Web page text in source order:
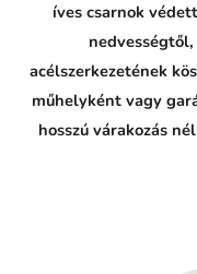
íves csarnok
acélszerkezetének
műhelyként vagy
hosszú várakozás